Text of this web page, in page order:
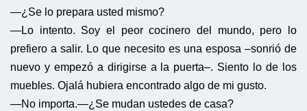
—¿Se lo prepara usted mismo?
—Lo intento. Soy el peor cocinero del mundo, pero lo
prefiero a salir. Lo que necesito es una esposa –sonrió de
nuevo y empezó a dirigirse a la puerta–. Siento lo de los
muebles. Ojalá hubiera encontrado algo de mi gusto.
—No importa.—¿Se mudan ustedes de casa?